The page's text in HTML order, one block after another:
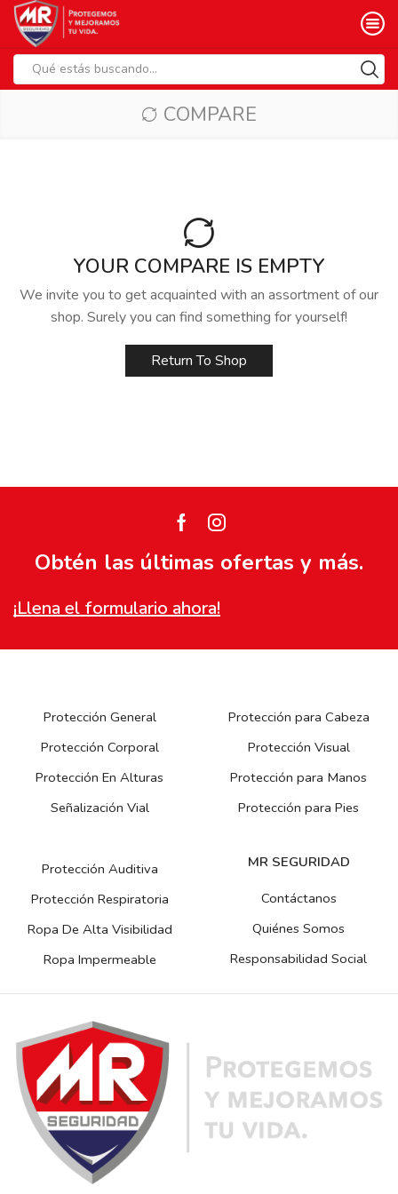
input
COMPARE
YOUR COMPARE IS EMPTY
We invite you to get acquainted with an assortment of our
shop. Surely you can find something for yourself!
Return To Shop
FacebookInstagram
Obtén las últimas ofertas y más.
¡Llena el formulario ahora!
Protección General
Protección Corporal
Protección En Alturas
Señalización Vial
Protección para Cabeza
Protección Visual
Protección para Manos
Protección para Pies
Protección Auditiva
Protección Respiratoria
Ropa De Alta Visibilidad
Ropa Impermeable
MR SEGURIDAD
Contáctanos
Quiénes Somos
Responsabilidad Social